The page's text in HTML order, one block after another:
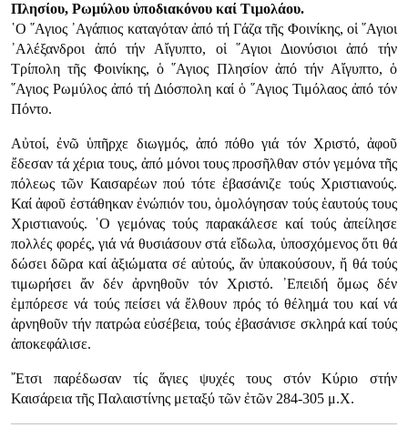
Πλησίου, Ρωμύλου ὑποδιακόνου καί Τιμολάου.
῾Ο ῞Αγιος ᾿Αγάπιος καταγόταν ἀπό τή Γάζα τῆς Φοινίκης, οἱ ῞Αγιοι
᾿Αλέξανδροι ἀπό τήν Αἴγυπτο, οἱ ῞Αγιοι Διονύσιοι ἀπό τήν
Τρίπολη τῆς Φοινίκης, ὁ ῞Αγιος Πλησίον ἀπό τήν Αἴγυπτο, ὁ
῞Αγιος Ρωμύλος ἀπό τή Διόσπολη καί ὁ ῞Αγιος Τιμόλαος ἀπό τόν
Πόντο.
Αὐτοί, ἐνῶ ὑπῆρχε διωγμός, ἀπό πόθο γιά τόν Χριστό, ἀφοῦ
ἔδεσαν τά χέρια τους, ἀπό μόνοι τους προσῆλθαν στόν γεμόνα τῆς
πόλεως τῶν Καισαρέων πού τότε ἐβασάνιζε τούς Χριστιανούς.
Καί ἀφοῦ ἐστάθηκαν ἐνώπιόν του, ὁμολόγησαν τούς ἑαυτούς τους
Χριστιανούς. ῾Ο γεμόνας τούς παρακάλεσε καί τούς ἀπείλησε
πολλές φορές, γιά νά θυσιάσουν στά εἴδωλα, ὑποσχόμενος ὅτι θά
δώσει δῶρα καί ἀξιώματα σέ αὐτούς, ἄν ὑπακούσουν, ἤ θά τούς
τιμωρήσει ἄν δέν ἀρνηθοῦν τόν Χριστό. ᾿Επειδή ὅμως δέν
ἐμπόρεσε νά τούς πείσει νά ἔλθουν πρός τό θέλημά του καί νά
ἀρνηθοῦν τήν πατρώα εὐσέβεια, τούς ἐβασάνισε σκληρά καί τούς
ἀποκεφάλισε.
῎Ετσι παρέδωσαν τίς ἅγιες ψυχές τους στόν Κύριο στήν
Καισάρεια τῆς Παλαιστίνης μεταξύ τῶν ἐτῶν 284-305 μ.Χ.